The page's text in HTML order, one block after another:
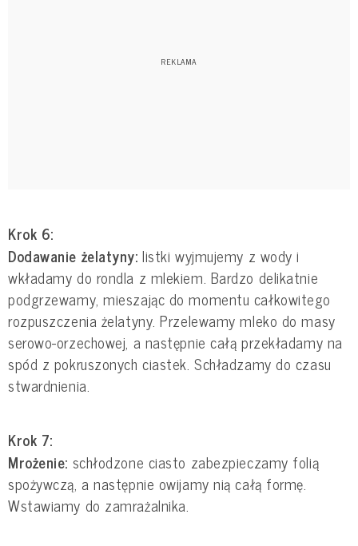
Krok 6:
Dodawanie żelatyny:listki wyjmujemy z wody i
wkładamy do rondla z mlekiem. Bardzo delikatnie
podgrzewamy, mieszając do momentu całkowitego
rozpuszczenia żelatyny. Przelewamy mleko do masy
serowo-orzechowej, a następnie całą przekładamy na
spód z pokruszonych ciastek. Schładzamy do czasu
stwardnienia.
Krok 7:
Mrożenie: schłodzone ciasto zabezpieczamy folią
spożywczą, a następnie owijamy nią całą formę.
Wstawiamy do zamrażalnika.